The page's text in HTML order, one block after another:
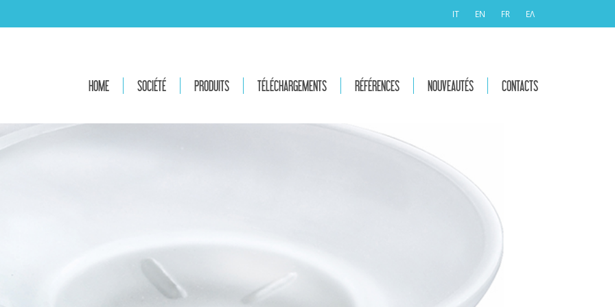
IT EN FR ΕΛ
HOME SOCIÉTÉ PRODUITS TÉLÉCHARGEMENTS RÉFÉRENCES NOUVEAUTÉS CONTACTS